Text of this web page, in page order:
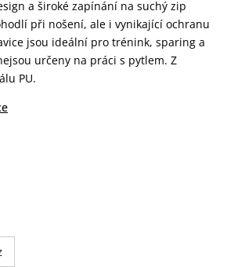
a široké zapínání na suchý zip
při nošení, ale i vynikající ochranu
jsou ideální pro trénink, sparing a
určeny na práci s pytlem. Z
PU.